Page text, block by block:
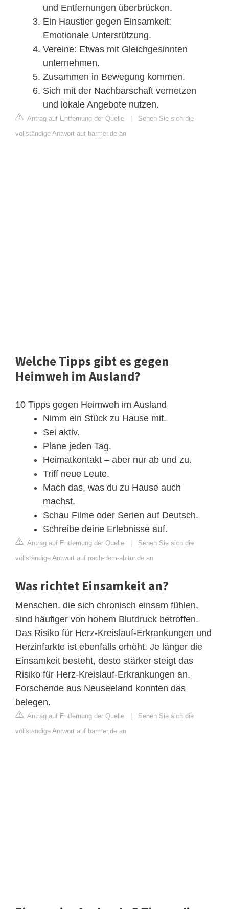
und Entfernungen überbrücken.
Ein Haustier gegen Einsamkeit:
Emotionale Unterstützung.
Vereine: Etwas mit Gleichgesinnten
unternehmen.
Zusammen in Bewegung kommen.
Sich mit der Nachbarschaft vernetzen
und lokale Angebote nutzen.
Antrag auf Entfernung der Quelle
Sehen Sie sich die
vollständige Antwort auf barmer.de an
Welche Tipps gibt es gegen
Heimweh im Ausland?
10 Tipps gegen Heimweh im Ausland
Nimm ein Stück zu Hause mit.
Sei aktiv.
Plane jeden Tag.
Heimatkontakt – aber nur ab und zu.
Triff neue Leute.
Mach das, was du zu Hause auch
machst.
Schau Filme oder Serien auf Deutsch.
Schreibe deine Erlebnisse auf.
Antrag auf Entfernung der Quelle
Sehen Sie sich die
vollständige Antwort auf nach-dem-abitur.de an
Was richtet Einsamkeit an?
Menschen, die sich chronisch einsam fühlen,
sind häufiger von hohem Blutdruck betroffen.
Das Risiko für Herz-Kreislauf-Erkrankungen und
Herzinfarkte ist ebenfalls erhöht. Je länger die
Einsamkeit besteht, desto stärker steigt das
Risiko für Herz-Kreislauf-Erkrankungen an.
Forschende aus Neuseeland konnten das
belegen.
Antrag auf Entfernung der Quelle
Sehen Sie sich die
vollständige Antwort auf barmer.de an